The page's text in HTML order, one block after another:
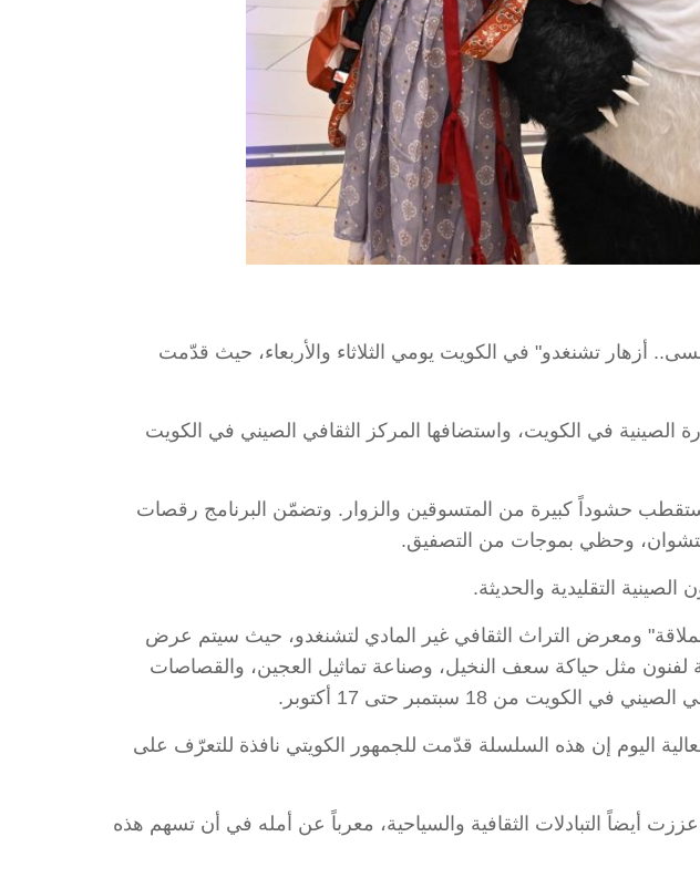
قمر لا تُنسى.. أزهار تشنغدو" في الكويت يومي الثلاثاء والأربعاء، حيث قدّمت
الصينية في الكويت، واستضافها المركز الثقافي الصيني في الكويت
استقطب حشوداً كبيرة من المتسوقين والزوار. وتضمّن البرنامج رقصات
سيتشوان، وحظي بموجات من التصفيق.
التقليدية والحديثة.
ومعرض التراث الثقافي غير المادي لتشنغدو، حيث سيتم عرض
مثل حياكة سعف النخيل، وصناعة تماثيل العجين، والقصاصات
من 18 سبتمبر حتى 17 أكتوبر.
اليوم إن هذه السلسلة قدّمت للجمهور الكويتي نافذة للتعرّف على
أيضاً التبادلات الثقافية والسياحية، معرباً عن أمله في أن تسهم هذه